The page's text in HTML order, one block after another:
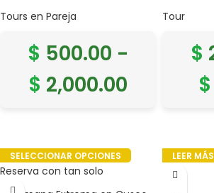
Naturaleza
Tours en Pareja
$ 500.00 -
$ 2,000.00
SELECCIONAR OPCIONES
Reserva con tan solo
Tour
$
$
LEER MÁS